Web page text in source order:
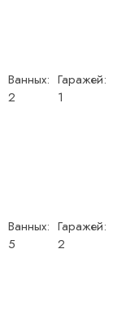
Ванных:
2
Гаражей:
1
Ванных:
5
Гаражей:
2